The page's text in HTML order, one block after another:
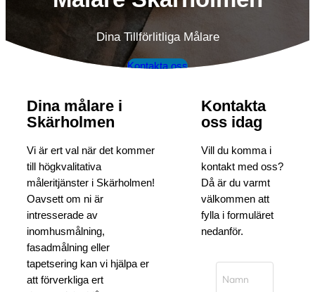
Dina Tillförlitliga Målare
Kontakta oss
Dina målare i
Skärholmen
Vi är ert val när det kommer
till högkvalitativa
måleritjänster i Skärholmen!
Oavsett om ni är
intresserade av
inomhusmålning,
fasadmålning eller
tapetsering kan vi hjälpa er
att förverkliga ert
Kontakta
oss idag
Vill du komma i
kontakt med oss?
Då är du varmt
välkommen att
fylla i formuläret
nedanför.